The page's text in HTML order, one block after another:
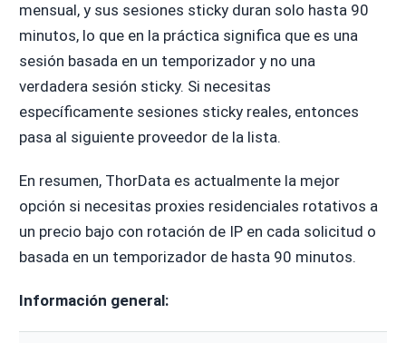
mensual, y sus sesiones sticky duran solo hasta 90
minutos, lo que en la práctica significa que es una
sesión basada en un temporizador y no una
verdadera sesión sticky. Si necesitas
específicamente sesiones sticky reales, entonces
pasa al siguiente proveedor de la lista.
En resumen, ThorData es actualmente la mejor
opción si necesitas proxies residenciales rotativos a
un precio bajo con rotación de IP en cada solicitud o
basada en un temporizador de hasta 90 minutos.
Información general: